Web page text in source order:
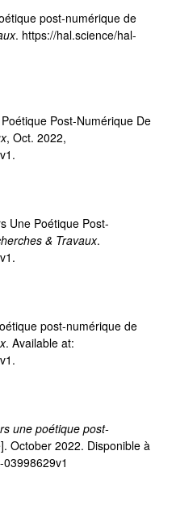
post-numérique de
. https://hal.science/hal-
Post-Numérique De
, Oct. 2022,
Une Poétique Post-
& Travaux.
post-numérique de
. Available at:
une poétique post-
October 2022. Disponible à